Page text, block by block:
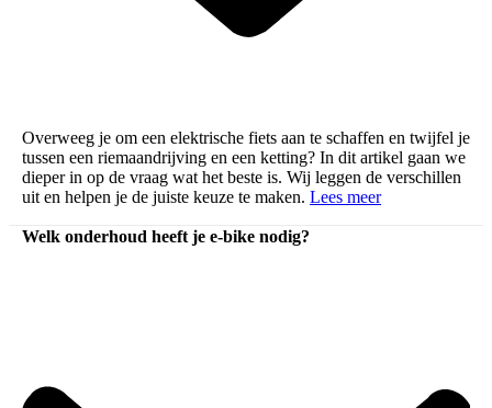
Overweeg je om een elektrische fiets aan te schaffen en twijfel je
tussen een riemaandrijving en een ketting? In dit artikel gaan we
dieper in op de vraag wat het beste is. Wij leggen de verschillen
uit en helpen je de juiste keuze te maken. Lees meer
Welk onderhoud heeft je e-bike nodig?